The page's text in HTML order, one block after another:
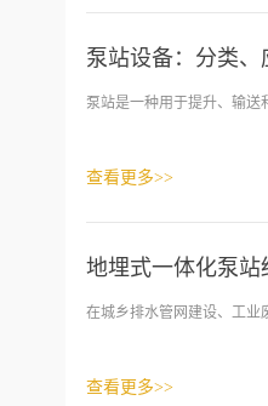
泵站设备：分类
泵站是一种用于提升、输送
查看更多>>
地埋式一体化泵
在城乡排水管网建设、工业
查看更多>>